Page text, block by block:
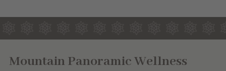
Mountain Panoramic Wellness